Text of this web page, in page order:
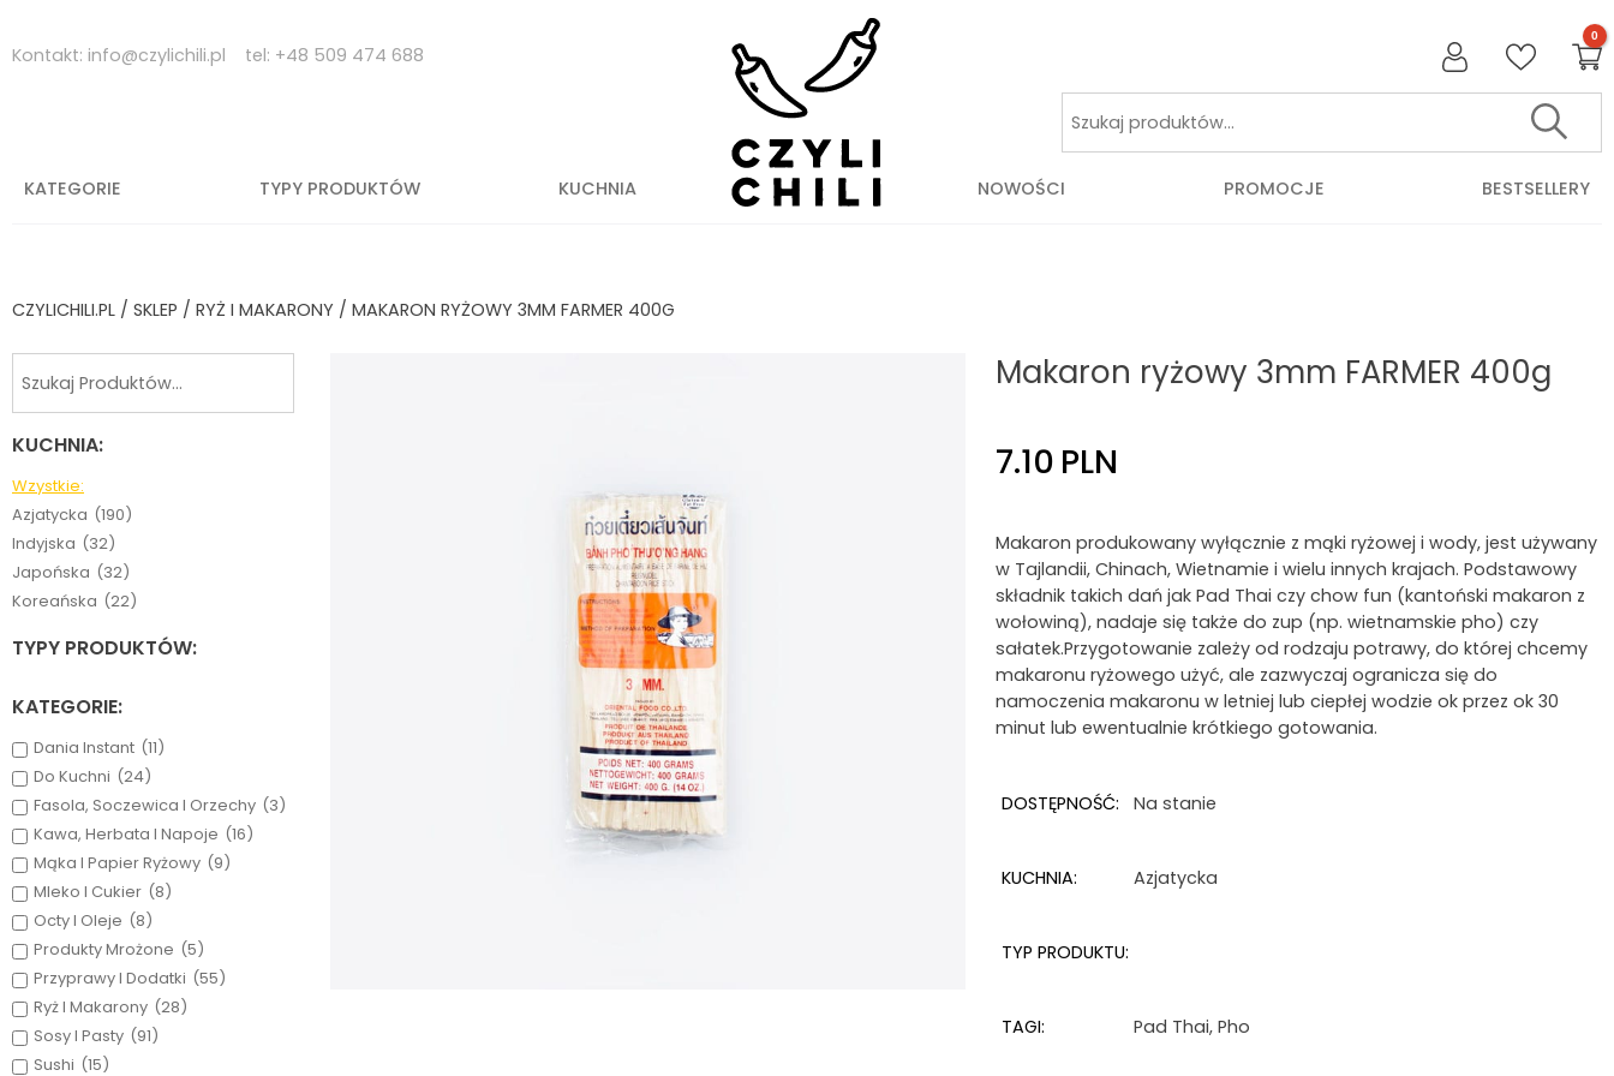
content
Kontakt: info@czylichili.pl tel: +48 509 474 688
KATEGORIE TYPY PRODUKTÓW KUCHNIA NOWOŚCI PROMOCJE BESTSELLERY
CZYLICHILI.PL / SKLEP / RYŻ I MAKARONY / MAKARON RYŻOWY 3MM FARMER 400G
KUCHNIA:
Wzystkie:
Azjatycka (190)
Indyjska (32)
Japońska (32)
Koreańska (22)
TYPY PRODUKTÓW:
KATEGORIE:
Dania Instant (11)
Do Kuchni (24)
Fasola, Soczewica I Orzechy (3)
Kawa, Herbata I Napoje (16)
Mąka I Papier Ryżowy (9)
Mleko I Cukier (8)
Octy I Oleje (8)
Produkty Mrożone (5)
Przyprawy I Dodatki (55)
Ryż I Makarony (28)
Sosy I Pasty (91)
Sushi (15)
Makaron ryżowy 3mm FARMER 400g
7.10 PLN
Makaron produkowany wyłącznie z mąki ryżowej i wody, jest używany
w Tajlandii, Chinach, Wietnamie i wielu innych krajach. Podstawowy
składnik takich dań jak Pad Thai czy chow fun (kantoński makaron z
wołowiną), nadaje się także do zup (np. wietnamskie pho) czy
sałatek.Przygotowanie zależy od rodzaju potrawy, do której chcemy
makaronu ryżowego użyć, ale zazwyczaj ogranicza się do
namoczenia makaronu w letniej lub ciepłej wodzie ok przez ok 30
minut lub ewentualnie krótkiego gotowania.
DOSTĘPNOŚĆ: Na stanie
KUCHNIA: Azjatycka
TYP PRODUKTU:
TAGI: Pad Thai,Pho